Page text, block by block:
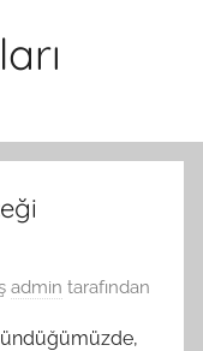
admin tarafından